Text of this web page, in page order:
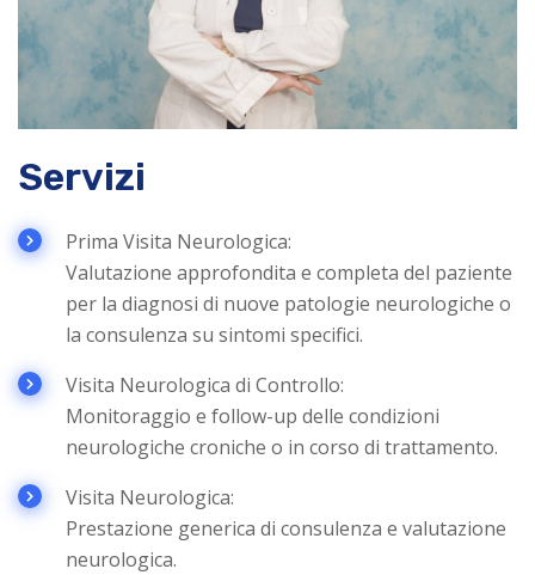
Servizi
Prima Visita Neurologica:
Valutazione approfondita e completa del paziente
per la diagnosi di nuove patologie neurologiche o
la consulenza su sintomi specifici.
Visita Neurologica di Controllo:
Monitoraggio e follow-up delle condizioni
neurologiche croniche o in corso di trattamento.
Visita Neurologica:
Prestazione generica di consulenza e valutazione
neurologica.